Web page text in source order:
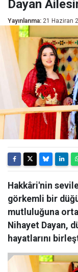
Dayan
Yayınlanma: 21 Haziran
Hakkâri'nin
görkemli bir
mutluluğuna
Nihayet Dayan,
hayatlarını